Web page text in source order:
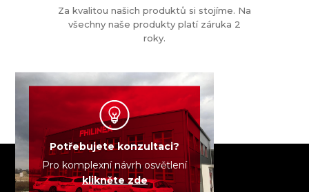
Za kvalitou našich produktů si stojíme. Na
všechny naše produkty platí záruka 2
roky.
Potřebujete konzultaci?
Pro komplexní návrh osvětlení
klikněte zde